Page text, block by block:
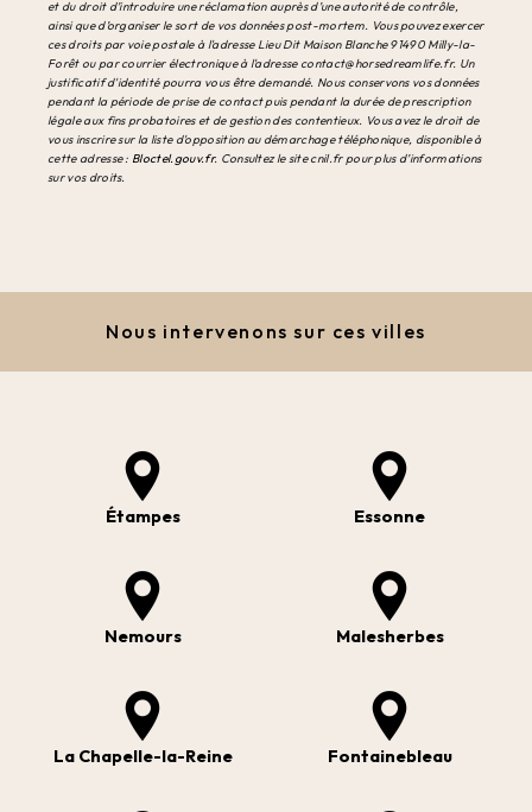
et du droit d’introduire une réclamation auprès d’une autorité de contrôle,
ainsi que d’organiser le sort de vos données post-mortem. Vous pouvez exercer
ces droits par voie postale à l'adresse Lieu Dit Maison Blanche 91490 Milly-la-
Forêt ou par courrier électronique à l'adresse contact@horsedreamlife.fr. Un
justificatif d'identité pourra vous être demandé. Nous conservons vos données
pendant la période de prise de contact puis pendant la durée de prescription
légale aux fins probatoires et de gestion des contentieux. Vous avez le droit de
vous inscrire sur la liste d'opposition au démarchage téléphonique, disponible à
cette adresse : Bloctel.gouv.fr. Consultez le site cnil.fr pour plus d’informations
sur vos droits.
Nous intervenons sur ces villes
Étampes Essonne
Nemours Malesherbes
La Chapelle-la-Reine Fontainebleau